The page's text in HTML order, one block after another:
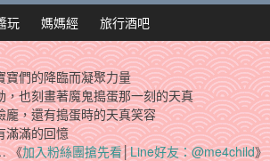
玩 媽媽經 旅行酒吧
寶們的降臨而凝聚力量
也刻畫著魔鬼搗蛋那一刻的天真
，還有搗蛋時的天真笑容
滿滿的回憶
《加入粉絲團搶先看│Line好友：@me4child》